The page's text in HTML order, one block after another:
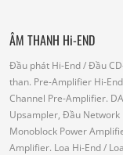
ÂM THANH Hi-END
Đầu phát Hi-End/ Đầu
than. Pre-Amplifier Hi-End
Channel Pre-Amplifier.
Upsampler, Đầu Network
Monoblock Power
Amplifier. Loa Hi-End/